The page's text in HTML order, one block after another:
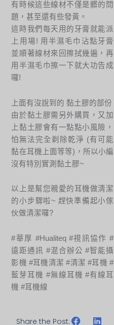
有時候這些線材不僅是髒的問
題，甚至還有些發黃。
這時我們每天用的牙膏就能派
上用場! 用半濕毛巾沾點牙膏
並順著線材來回擦拭幾遍，再
用半濕毛巾擦一下就大功告成
囉!
上面有沒說到的 黏土膠的部份
由於黏土膠需另外購買，又加
上黏土膠會有一點點小風險，
怕無法完全剃除乾淨 (有可能
黏在耳機上面等等)，所以小編
沒有特別實測黏土膠~
以上是幫您親愛的耳機做清潔
的小步驟啦~ 趕快準備起小傢
伙做清潔囉?
#華厚 #Hualiteq #視訊協作 #
遠距通訊 #混合辦公 #智能攝
影機 #耳機清潔 #清潔 #耳機 #
藍芽耳機 #無線耳機 #有線耳
機 #耳機線
Share the Post: